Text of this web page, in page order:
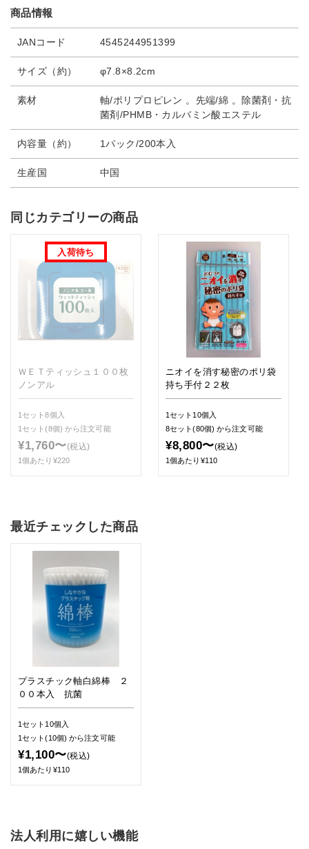
商品情報
JANコード 4545244951399
サイズ（約） φ7.8×8.2cm
素材
軸/ポリプロピレン 。先端/綿 。除菌剤・抗
菌剤/PHMB・カルバミン酸エステル
内容量（約） 1パック/200本入
生産国 中国
同じカテゴリーの商品
ＷＥＴティッシュ１００枚
ノンアル
1セット8個入
1セット(8個) から注文可能
¥1,760〜(税込)
1個あたり¥220
ニオイを消す秘密のポリ袋
持ち手付２２枚
1セット10個入
8セット(80個)から注文可能
¥8,800〜(税込)
1個あたり¥110
最近チェックした商品
プラスチック軸白綿棒 ２
００本入 抗菌
1セット10個入
1セット(10個)から注文可能
¥1,100〜(税込)
1個あたり¥110
法人利用に嬉しい機能